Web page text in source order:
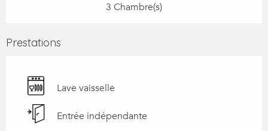
3 Chambre(s)
Prestations
Lave vaisselle
Entrée indépendante